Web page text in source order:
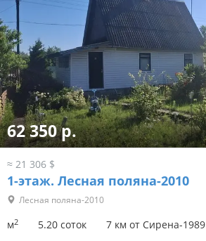
62 350 р.
≈ 21 306 $
1-этаж. Лесная поляна-2010
Лесная поляна-2010
м2 5.20 соток 7 км от Сирена-1989